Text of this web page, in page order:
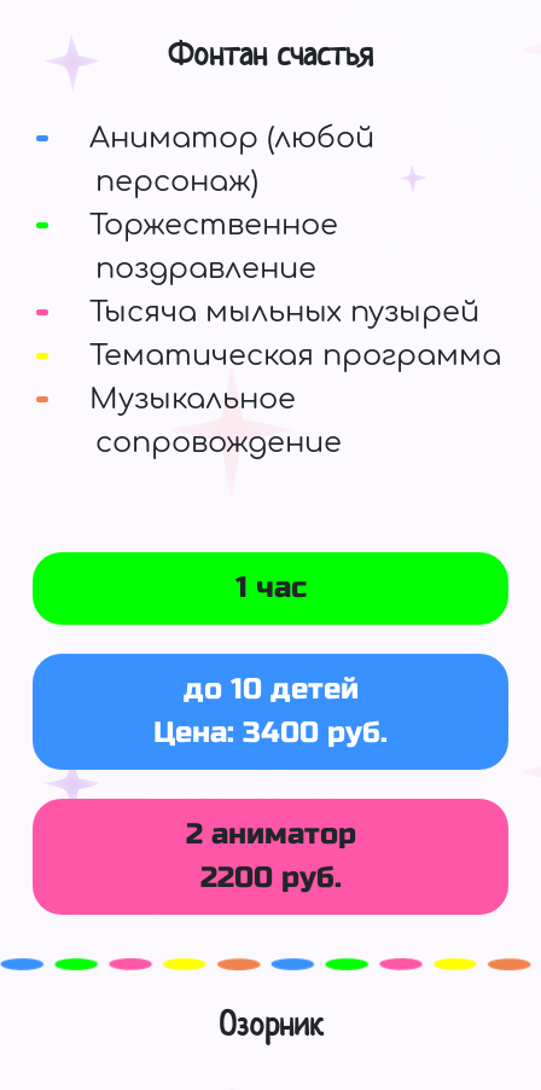
Фонтан счастья
Аниматор (любой
персонаж)
Торжественное
поздравление
Тысяча мыльных пузырей
Тематическая программа
Музыкальное
сопровождение
1 час
до 10 детей
Цена: 3400 руб.
2 аниматор
2200 руб.
Озорник